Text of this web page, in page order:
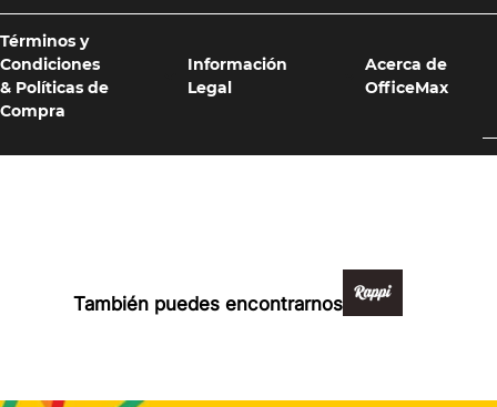
Términos y
Condiciones
& Políticas de
Compra
Información
Legal
Acerca de
OfficeMax
También puedes encontrarnos en: